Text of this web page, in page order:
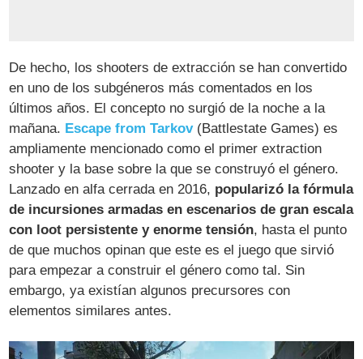
De hecho, los shooters de extracción se han convertido
en uno de los subgéneros más comentados en los
últimos años. El concepto no surgió de la noche a la
mañana. Escape from Tarkov(Battlestate Games) es
ampliamente mencionado como el primer extraction
shooter y la base sobre la que se construyó el género.
Lanzado en alfa cerrada en 2016, popularizó la fórmula
de incursiones armadas en escenarios de gran escala
con loot persistente y enorme tensión, hasta el punto
de que muchos opinan que este es el juego que sirvió
para empezar a construir el género como tal​. Sin
embargo, ya existían algunos precursores con
elementos similares antes.